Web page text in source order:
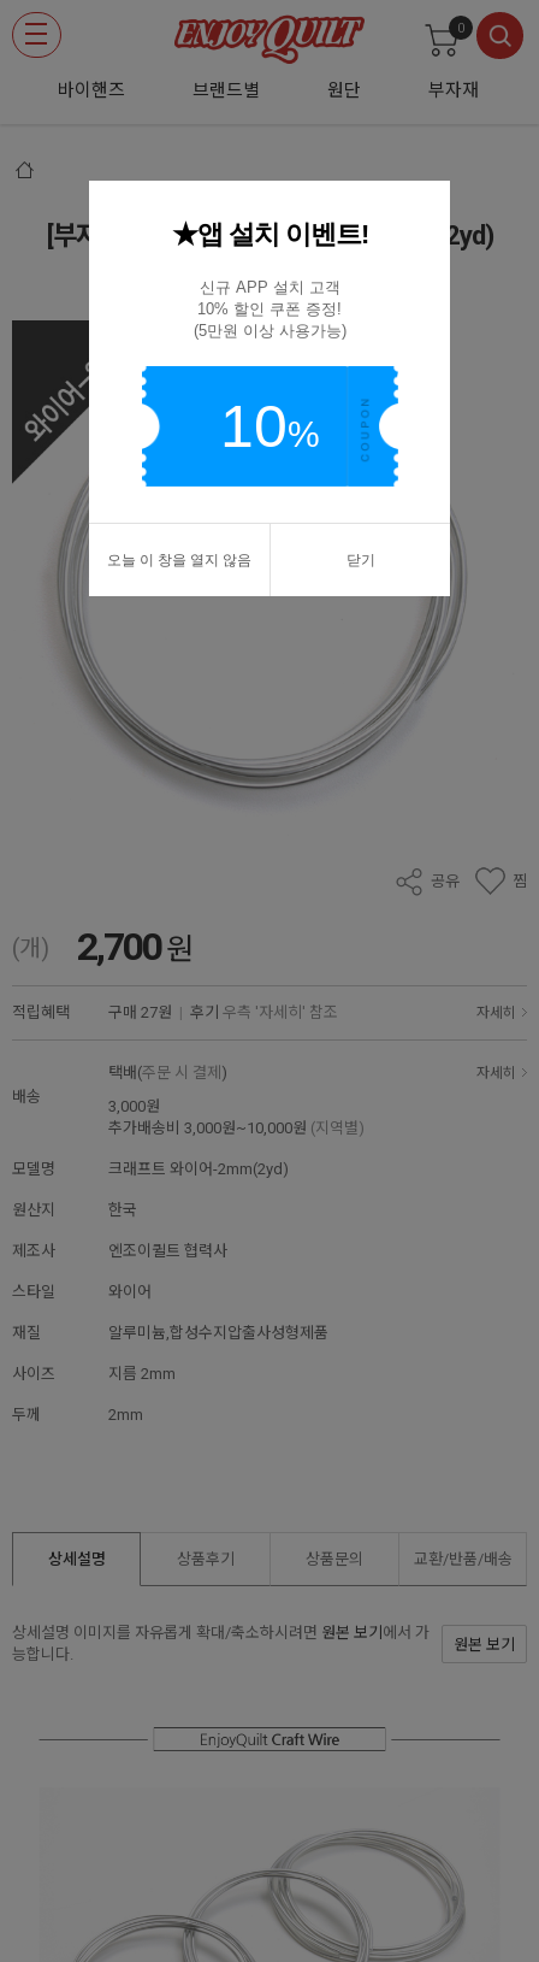
바이핸즈 브랜드별 원단 부자재
0
[부자재] 모자용 크래프트 와이어-2mm(2yd)
크래프트 와이어-2mm(2yd)
공유 찜
(개) 2,700원
적립혜택 구매 27원 | 후기 우측 '자세히' 참조 자세히
배송
택배(주문 시 결제 ) 자세히
3,000원
추가배송비 3,000원~10,000원 (지역별)
모델명 크래프트 와이어-2mm(2yd)
원산지 한국
제조사 엔조이퀼트 협력사
스타일 와이어
재질 알루미늄,합성수지압출사성형제품
사이즈 지름 2mm
두께 2mm
상세설명 상품후기 상품문의 교환/반품/배송
상세설명 이미지를 자유롭게 확대/축소하시려면 원본 보기 에서 가
능합니다.
원본 보기
★앱 설치 이벤트!
신규 APP 설치 고객
10% 할인 쿠폰 증정!
(5만원 이상 사용가능)
10%
오늘 이 창을 열지 않음 닫기